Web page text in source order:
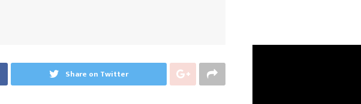
Share on Twitter